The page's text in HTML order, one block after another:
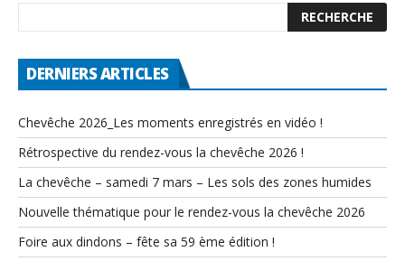
DERNIERS ARTICLES
Chevêche 2026_Les moments enregistrés en vidéo !
Rétrospective du rendez-vous la chevêche 2026 !
La chevêche – samedi 7 mars – Les sols des zones humides
Nouvelle thématique pour le rendez-vous la chevêche 2026
Foire aux dindons – fête sa 59 ème édition !